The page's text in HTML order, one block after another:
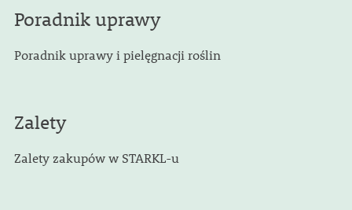
Poradnik uprawy
Poradnik uprawy i pielęgnacji roślin
Zalety
Zalety zakupów w STARKL-u